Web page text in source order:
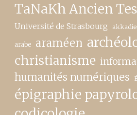
TaNaKh Ancien
Université de Strasbourg
arabe araméen
christianisme
humanités numériques
épigraphie